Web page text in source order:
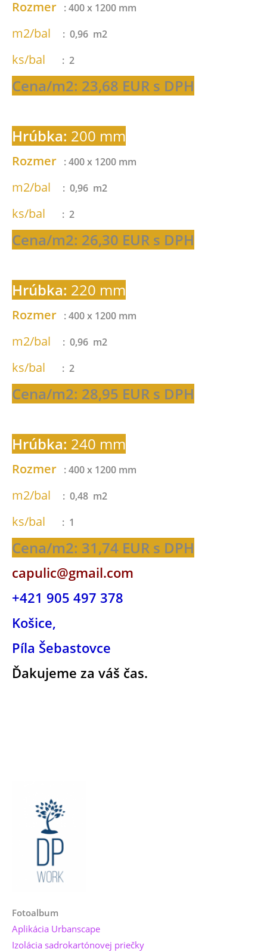
Rozmer : 400 x 1200 mm
m2/bal : 0,96 m2
ks/bal : 2
Cena/m2: 23,68 EUR s DPH
Hrúbka: 200 mm
Rozmer : 400 x 1200 mm
m2/bal : 0,96 m2
ks/bal : 2
Cena/m2: 26,30 EUR s DPH
Hrúbka: 220 mm
Rozmer : 400 x 1200 mm
m2/bal : 0,96 m2
ks/bal : 2
Cena/m2: 28,95 EUR s DPH
Hrúbka: 240 mm
Rozmer : 400 x 1200 mm
m2/bal : 0,48 m2
ks/bal : 1
Cena/m2: 31,74 EUR s DPH
capulic@gmail.com
+421 905 497 378
Košice,
Píla Šebastovce
Ďakujeme za váš čas.
Fotoalbum
Aplikácia Urbanscape
Izolácia sadrokartónovej priečky